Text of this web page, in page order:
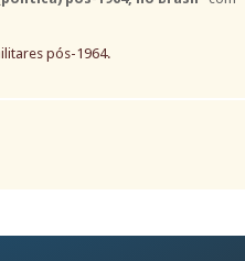
pós-1964.